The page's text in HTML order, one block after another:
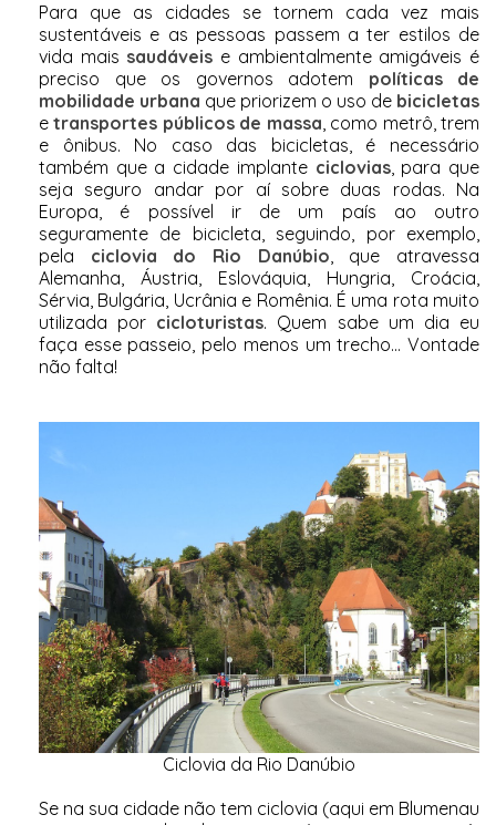
Para que as cidades se tornem cada vez mais
sustentáveis e as pessoas passem a ter estilos de
vida mais saudáveis e ambientalmente amigáveis é
preciso que os governos adotem políticas de
mobilidade urbana que priorizem o uso de bicicletas
etransportes públicos de massa, como metrô, trem
e ônibus. No caso das bicicletas, é necessário
também que a cidade implante ciclovias, para que
seja seguro andar por aí sobre duas rodas. Na
Europa, é possível ir de um país ao outro
seguramente de bicicleta, seguindo, por exemplo,
pela ciclovia do Rio Danúbio, que atravessa
Alemanha, Áustria, Eslováquia, Hungria, Croácia,
Sérvia, Bulgária, Ucrânia e Romênia. É uma rota muito
utilizada por cicloturistas. Quem sabe um dia eu
faça esse passeio, pelo menos um trecho... Vontade
não falta!
Ciclovia da Rio Danúbio
Se na sua cidade não tem ciclovia (aqui em Blumenau